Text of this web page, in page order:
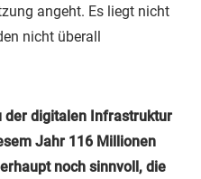
angeht. Es liegt nicht
nicht überall
der digitalen Infrastruktur
Jahr 116 Millionen
noch sinnvoll, die